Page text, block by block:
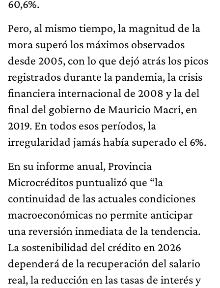
60,6%.
Pero, al mismo tiempo, la magnitud de la
mora superó los máximos observados
desde 2005, con lo que dejó atrás los picos
registrados durante la pandemia, la crisis
financiera internacional de 2008 y la del
final del gobierno de Mauricio Macri, en
2019. En todos esos períodos, la
irregularidad jamás había superado el 6%.
En su informe anual, Provincia
Microcréditos puntualizó que “la
continuidad de las actuales condiciones
macroeconómicas no permite anticipar
una reversión inmediata de la tendencia.
La sostenibilidad del crédito en 2026
dependerá de la recuperación del salario
real, la reducción en las tasas de interés y